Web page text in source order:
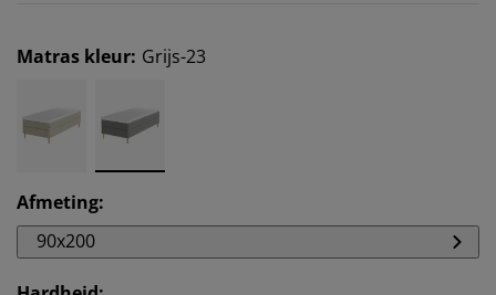
Matras kleur: Grijs-23
Afmeting:
90x200